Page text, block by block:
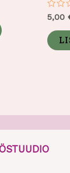
0
5
5,00